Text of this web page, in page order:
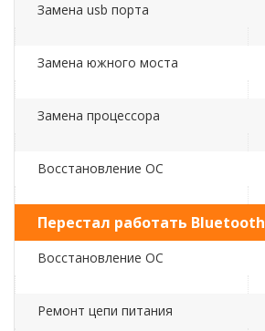
Замена usb порта
Замена южного моста
Замена процессора
Восстановление ОС
Перестал работать Bluetooth
Восстановление ОС
Ремонт цепи питания